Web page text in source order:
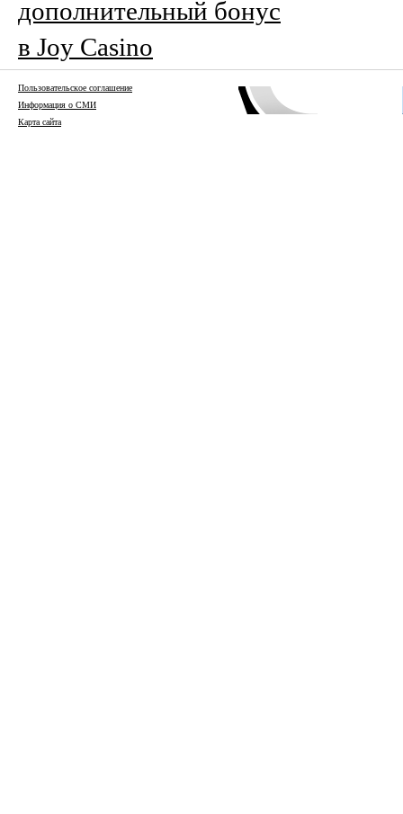
дополнительный бонус
в Joy Casino
Пользовательское соглашение
Информация о СМИ
Карта сайта